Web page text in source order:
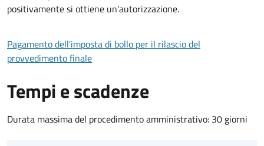
positivamente si ottiene un'autorizzazione.
Pagamento dell'imposta di bollo per il rilascio del
provvedimento finale
Tempi e scadenze
Durata massima del procedimento amministrativo: 30 giorni